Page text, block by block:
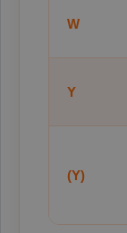
W
Y
(Y)